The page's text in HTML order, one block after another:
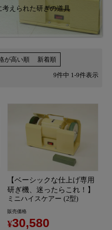
考えられた研ぎの道具
が高い順 新着順
9件中 1 -9件表示
【ベーシックな仕上げ専用
研ぎ機、迷ったらこれ！】
ミニハイスケアー (2型)
販売価格
¥30,580